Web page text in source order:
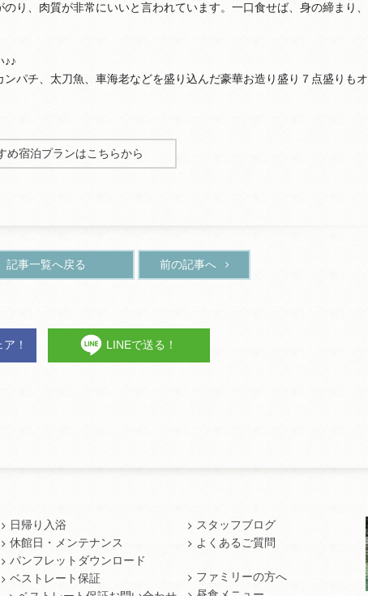
り、肉質が非常にいいと言われています。一口食せば、身の締まり、
♪♪
パチ、太刀魚、車海老などを盛り込んだ豪華お造り盛り７点盛りもオ
め宿泊プランはこちらから
記事一覧へ戻る 前の記事へ
！ LINEで送る！
日帰り入浴
休館日・メンテナンス
パンフレットダウンロード
ベストレート保証
スタッフブログ
よくあるご質問
ファミリーの方へ